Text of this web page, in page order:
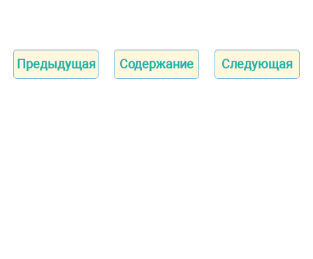
Предыдущая Содержание Следующая